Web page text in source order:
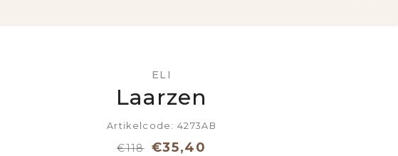
ELI
Laarzen
Artikelcode: 4273AB
€118 €35,40